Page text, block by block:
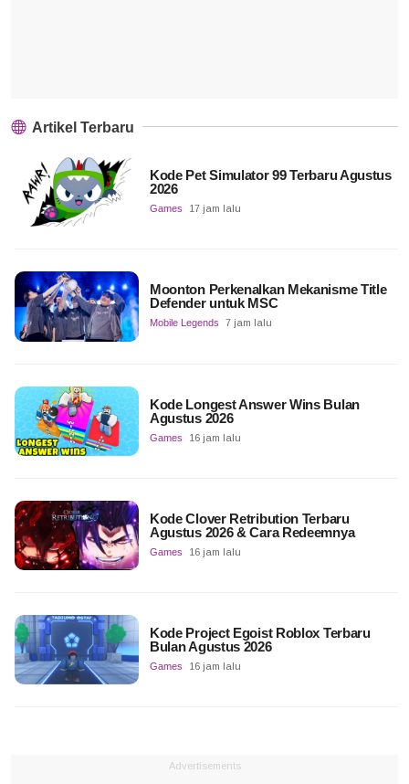
Artikel Terbaru
Kode Pet Simulator 99 Terbaru Agustus
2026
Games 17 jam lalu
Moonton Perkenalkan Mekanisme Title
Defender untuk MSC
Mobile Legends 7 jam lalu
Kode Longest Answer Wins Bulan
Agustus 2026
Games 16 jam lalu
Kode Clover Retribution Terbaru
Agustus 2026 & Cara Redeemnya
Games 16 jam lalu
Kode Project Egoist Roblox Terbaru
Bulan Agustus 2026
Games 16 jam lalu
Advertisements